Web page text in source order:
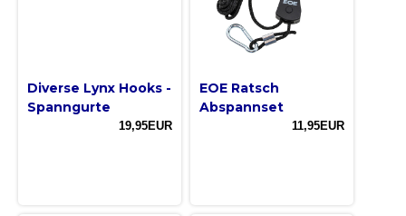
Diverse Lynx Hooks -
Spanngurte
19,95EUR
EOE Ratsch
Abspannset
11,95EUR